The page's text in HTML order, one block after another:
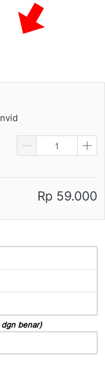
dgn benar)
Rp 59.000